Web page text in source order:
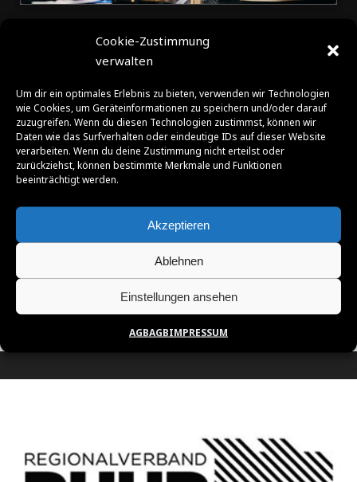
Cookie-Zustimmung
verwalten
Um dir ein optimales Erlebnis zu bieten, verwenden wir Technologien
wie Cookies, um Geräteinformationen zu speichern und/oder darauf
zuzugreifen. Wenn du diesen Technologien zustimmst, können wir
Daten wie das Surfverhalten oder eindeutige IDs auf dieser Website
verarbeiten. Wenn du deine Zustimmung nicht erteilst oder
zurückziehst, können bestimmte Merkmale und Funktionen
beeinträchtigt werden.
Akzeptieren
Ablehnen
Einstellungen ansehen
AGBAGBIMPRESSUM
SPONSOREN | FÖRDERER | PARTNER |
SUPPORTER